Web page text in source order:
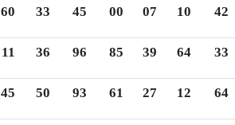
60 33 45 00 07 10 42
11 36 96 85 39 64 33
45 50 93 61 27 12 64